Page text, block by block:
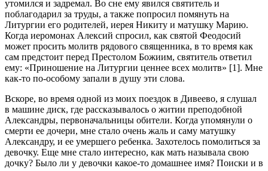
утомился и задремал. Во сне ему явился святитель и
поблагодарил за труды, а также попросил помянуть на
Литургии его родителей, иерея Никиту и матушку Марию.
Когда иеромонах Алексий спросил, как святой Феодосий
может просить молитв рядового священника, в то время как
сам предстоит перед Престолом Божиим, святитель ответил
ему: «Приношение на Литургии ценнее всех молитв» [1]. Мне
как-то по-особому запали в душу эти слова.
Вскоре, во время одной из моих поездок в Дивеево, я слушал
в машине диск, где рассказывалось о житии преподобной
Александры, первоначальницы обители. Когда упомянули о
смерти ее дочери, мне стало очень жаль и саму матушку
Александру, и ее умершего ребенка. Захотелось помолиться за
девочку. Еще мне стало интересно, как мать называла свою
дочку? Было ли у девочки какое-то домашнее имя? Поиски и в